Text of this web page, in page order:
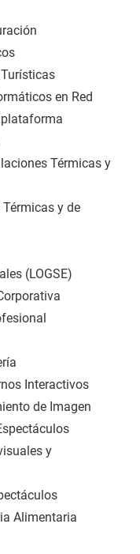
en Red
Térmicas y
y de
(LOGSE)
Interactivos
de Imagen
y
Alimentaria